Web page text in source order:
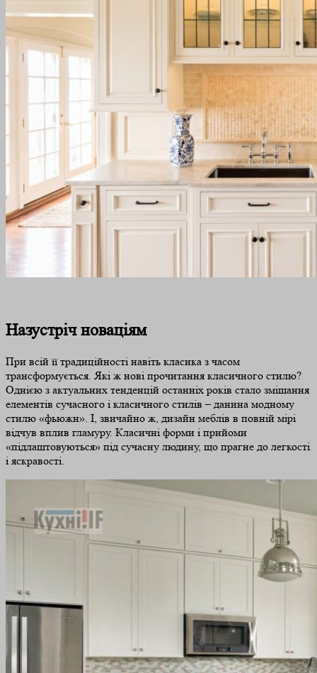
Назустріч новаціям
При всій її традиційності навіть класика з часом
трансформується. Які ж нові прочитання класичного стилю?
Однією з актуальних тенденцій останніх років стало змішання
елементів сучасного і класичного стилів – данина модному
стилю «фьюжн». І, звичайно ж, дизайн меблів в повній мірі
відчув вплив гламуру. Класичні форми і прийоми
«підлаштовуються» під сучасну людину, що прагне до легкості
і яскравості.